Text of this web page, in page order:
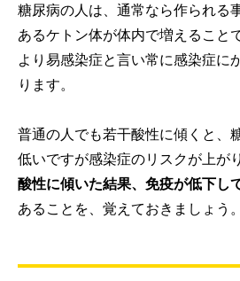
糖尿病の人は、通常なら作られる
あるケトン体が体内で増えること
より易感染症と言い常に感染症に
ります。
普通の人でも若干酸性に傾くと、
低いですが感染症のリスクが上が
酸性に傾いた結果、免疫が低下し
あることを、覚えておきましょう。